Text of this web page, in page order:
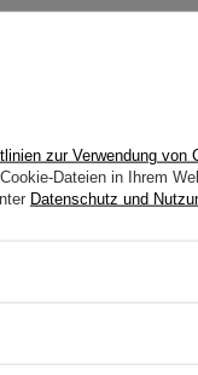
zur Verwendung von
Dateien in Ihrem
Datenschutz und